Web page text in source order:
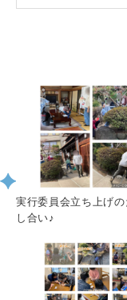
実行委員会立ち上げ
し合い♪